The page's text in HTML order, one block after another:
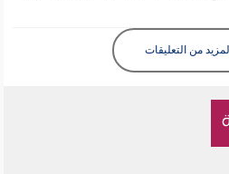
من التعليقات